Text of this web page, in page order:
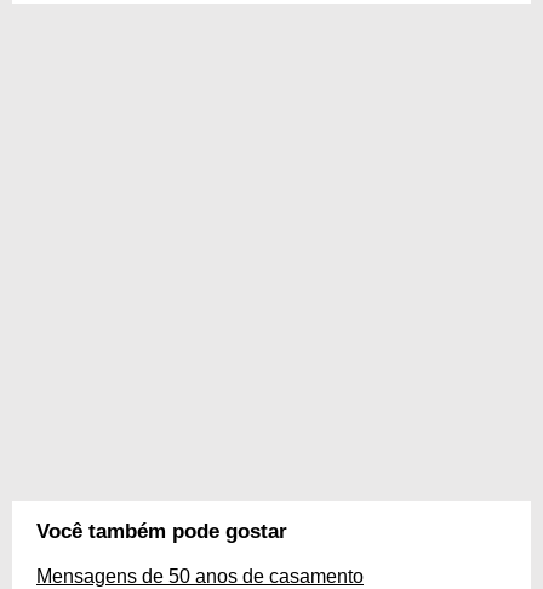
Você também pode gostar
Mensagens de 50 anos de casamento